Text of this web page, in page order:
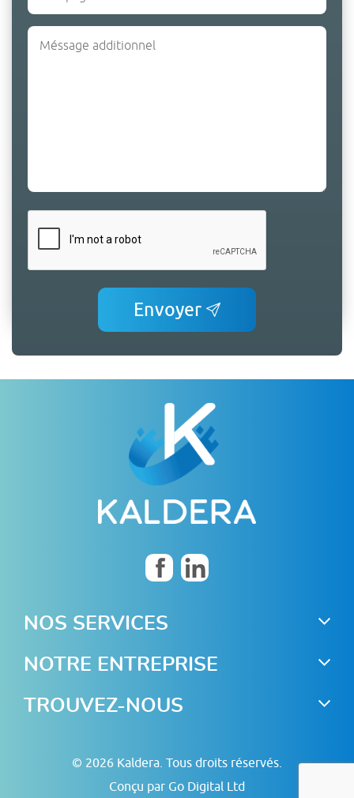
Envoyer
NOS SERVICES
NOTRE ENTREPRISE
TROUVEZ-NOUS
© 2026 Kaldera. Tous droits réservés.
Conçu par Go Digital Ltd